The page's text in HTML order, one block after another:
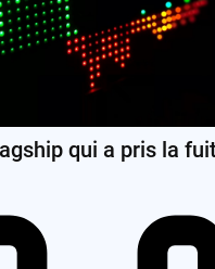
qui a pris la